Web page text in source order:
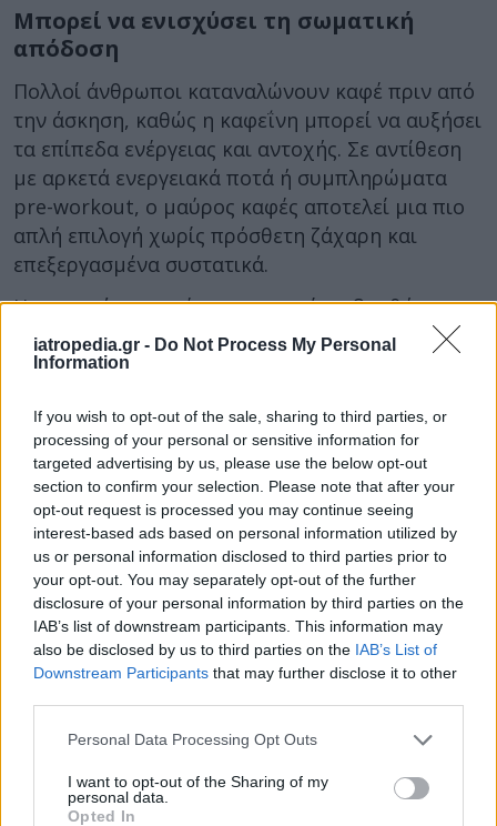
iatropedia.gr - Do Not Process My Personal
Information
If you wish to opt-out of the sale, sharing to third parties, or
processing of your personal or sensitive information for
targeted advertising by us, please use the below opt-out
section to confirm your selection. Please note that after your
opt-out request is processed you may continue seeing
interest-based ads based on personal information utilized by
us or personal information disclosed to third parties prior to
your opt-out. You may separately opt-out of the further
disclosure of your personal information by third parties on the
IAB’s list of downstream participants. This information may
also be disclosed by us to third parties on the IAB’s List of
Downstream Participants that may further disclose it to other
Personal Data Processing Opt Outs
I want to opt-out of the Sharing of my
personal data.
Opted In
Μπορεί να ενισχύσει τη σωματική
απόδοση
Πολλοί άνθρωποι καταναλώνουν καφέ πριν από
την άσκηση, καθώς η καφεΐνη μπορεί να αυξήσει
τα επίπεδα ενέργειας και αντοχής. Σε αντίθεση
με αρκετά ενεργειακά ποτά ή συμπληρώματα
pre-workout, ο μαύρος καφές αποτελεί μια πιο
απλή επιλογή χωρίς πρόσθετη ζάχαρη και
επεξεργασμένα συστατικά.
Η περισσότερη ενέργεια μπορεί να βοηθήσει
κάποιον να εντάξει πιο εύκολα τη σωματική
δραστηριότητα στην καθημερινότητά του, κάτι
απώλεια λίπους.
Οι ειδικοί σημειώνουν επίσης ότι ο καφές έχει
ήπια διουρητική δράση, γι’ αυτό είναι
σημαντική η επαρκής ενυδάτωση πριν και
μετά την άσκηση.
Έχει ελάχιστες θερμίδες
Ο σκέτος μαύρος καφές περιέχει πολύ λίγες
θερμίδες, αρκεί να μην προστίθενται ζάχαρη,
σιρόπια ή γάλα με υψηλά λιπαρά.
Για άτομα που καταναλώνουν συχνά
αναψυκτικά, χυμούς ή ροφήματα καφέ με
πολλές θερμίδες, η αντικατάστασή τους με